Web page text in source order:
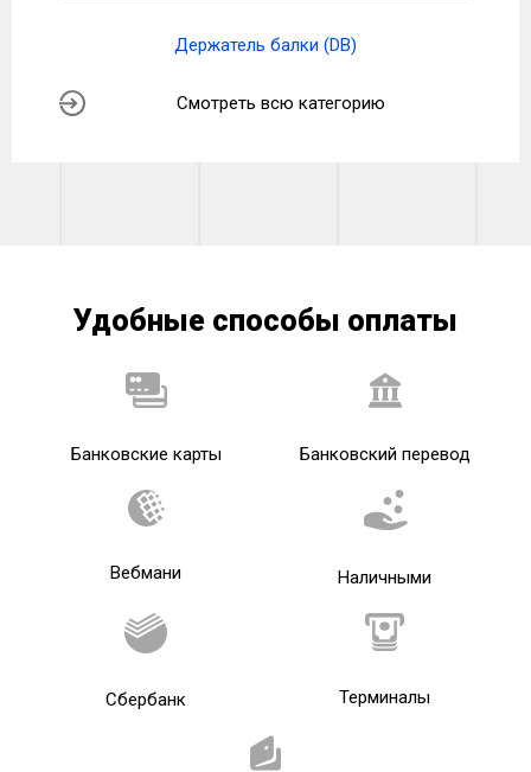
Держатель балки (DB)
Смотреть всю категорию
Удобные способы оплаты
Банковские карты Банковский перевод
Вебмани Наличными
Сбербанк Терминалы